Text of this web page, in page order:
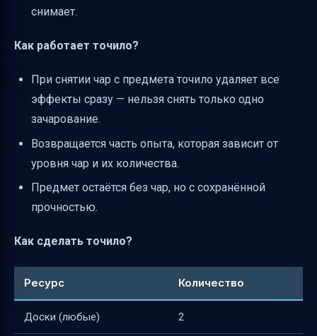
снимает.
Как работает точило?
При снятии чар с предмета точило удаляет все
эффекты сразу — нельзя снять только одно
зачарование.
Возвращается часть опыта, которая зависит от
уровня чар и их количества.
Предмет остаётся без чар, но с сохранённой
прочностью.
Как сделать точило?
Ресурс Количество
Доски (любые) 2